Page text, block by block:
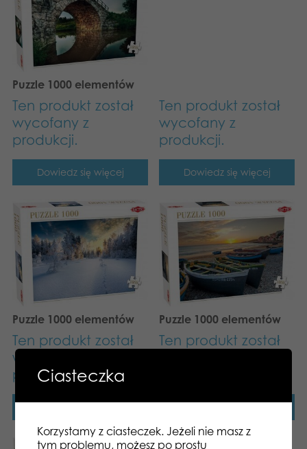
Puzzle 1000 elementów
Ten produkt został
wycofany z
produkcji.
Dowiedz się więcej
Ten produkt został
wycofany z
produkcji.
Dowiedz się więcej
Puzzle 1000 elementów
Ten produkt został
wycofany z
produkcji.
Puzzle 1000 elementów
Ten produkt został
Ciasteczka
Korzystamy z ciasteczek. Jeżeli nie masz z
tym problemu, możesz po prostu